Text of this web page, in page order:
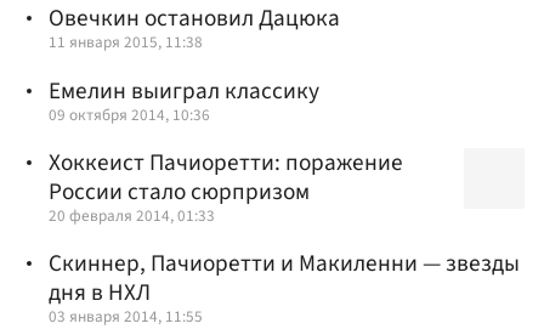
Овечкин остановил Дацюка
11 января 2015, 11:38
Емелин выиграл классику
09 октября 2014, 10:36
Хоккеист Пачиоретти: поражение
России стало сюрпризом
20 февраля 2014, 01:33
Скиннер, Пачиоретти и Макиленни — звезды
дня в НХЛ
03 января 2014, 11:55